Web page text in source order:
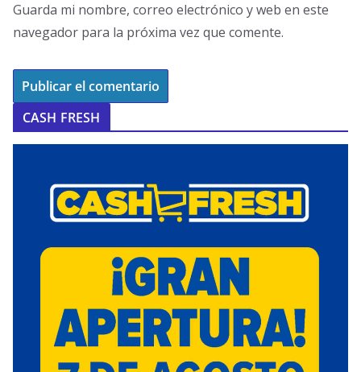
Guarda mi nombre, correo electrónico y web en este
navegador para la próxima vez que comente.
CASH FRESH